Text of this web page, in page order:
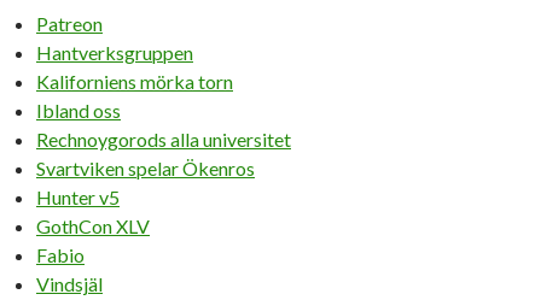
Patreon
Hantverksgruppen
Kaliforniens mörka torn
Ibland oss
Rechnoygorods alla universitet
Svartviken spelar Ökenros
Hunter v5
GothCon XLV
Fabio
Vindsjäl